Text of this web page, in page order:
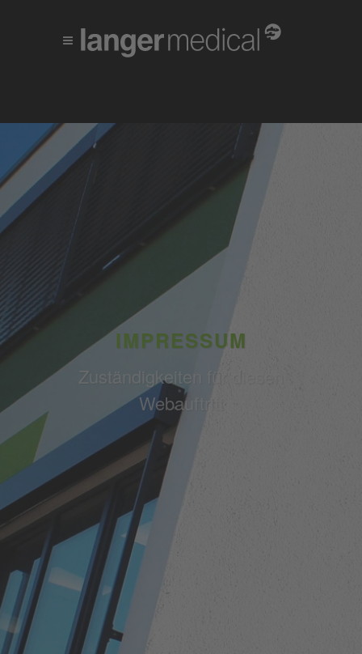
IMPRESSUM
Zuständigkeiten für diesen
Webauftritt